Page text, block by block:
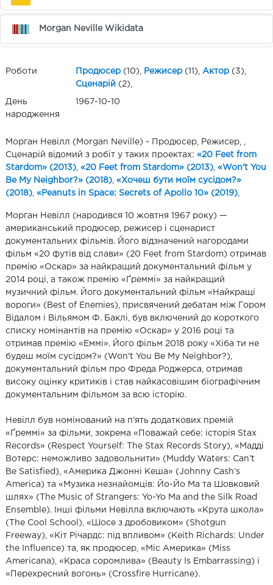
Morgan Neville Wikidata
Роботи Продюсер (10), Режисер (11), Актор (3),
Сценарій (2),
День
народження
1967-10-10
Морган Невілл (Morgan Neville) - Продюсер, Режисер, ,
Сценарій відомий з робіт у таких проектах: «20 Feet from
Stardom» (2013) «20 Feet from Stardom» (2013) «Won't You
Be My Neighbor?» (2018) «Хочеш бути моїм сусідом?»
(2018) «Peanuts in Space: Secrets of Apollo 10» (2019)
Морган Невілл (народився 10 жовтня 1967 року) —
американський продюсер, режисер і сценарист
документальних фільмів. Його відзначений нагородами
фільм «20 футів від слави» (20 Feet from Stardom) отримав
премію «Оскар» за найкращий документальний фільм у
2014 році, а також премію «Ґреммі» за найкращий
музичний фільм. Його документальний фільм «Найкращі
вороги» (Best of Enemies), присвячений дебатам між Гором
Відалом і Вільямом Ф. Баклі, був включений до короткого
списку номінантів на премію «Оскар» у 2016 році та
отримав премію «Еммі». Його фільм 2018 року «Хіба ти не
будеш моїм сусідом?» (Won't You Be My Neighbor?),
документальний фільм про Фреда Роджерса, отримав
високу оцінку критиків і став найкасовішим біографічним
документальним фільмом за всю історію.
Невілл був номінований на п'ять додаткових премій
«Ґреммі» за фільми, зокрема «Поважай себе: історія Stax
Records» (Respect Yourself: The Stax Records Story), «Мадді
Вотерс: неможливо задовольнити» (Muddy Waters: Can’t
Be Satisfied), «Америка Джонні Кеша» (Johnny Cash’s
America) та «Музика незнайомців: Йо-Йо Ма та Шовковий
шлях» (The Music of Strangers: Yo-Yo Ma and the Silk Road
Ensemble). Інші фільми Невілла включають «Крута школа»
(The Cool School), «Шосе з дробовиком» (Shotgun
Freeway), «Кіт Річардс: під впливом» (Keith Richards: Under
the Influence) та, як продюсер, «Міс Америка» (Miss
Americana), «Краса соромлива» (Beauty Is Embarrassing) і
«Перехресний вогонь» (Crossfire Hurricane).